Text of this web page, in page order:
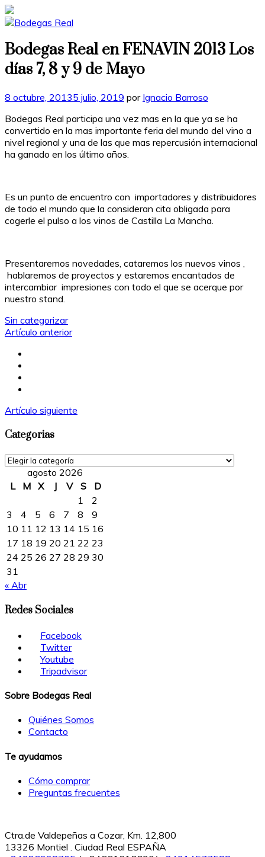
Bodegas Real en FENAVIN 2013 Los
días 7, 8 y 9 de Mayo
Publicado
8 octubre, 20135 julio, 2019 por Ignacio Barroso
Bodegas Real participa una vez mas en la que ya se ha
convertido en la mas importante feria del mundo del vino a
nivel regional y una de las que mas repercusión internacional
ha ganado en los último años.
Es un punto de encuentro con importadores y distribuidores
de todo el mundo que la consideran cita obligada para
cogerle el pulso a los vinos de Castilla La Mancha.
Presentaremos novedades, cataremos los nuevos vinos ,
hablaremos de proyectos y estaremos encantados de
intercambiar impresiones con todo el que se acerque por
nuestro stand.
Categorías
Sin categorizar
Artículo anterior
Artículo siguiente
Categorias
Categorias
agosto 2026
L
M X J V S
D
1
2
3
4 5 6 7 8
9
10 11 12 13 14 15 16
17 18 19 20 21 22 23
24 25 26 27 28 29 30
31
« Abr
Redes Sociales
Facebook
Twitter
Youtube
Tripadvisor
Sobre Bodegas Real
Quiénes Somos
Contacto
Te ayudamos
Cómo comprar
Preguntas frecuentes
Ctra.de Valdepeñas a Cozar, Km. 12,800
13326 Montiel . Ciudad Real ESPAÑA